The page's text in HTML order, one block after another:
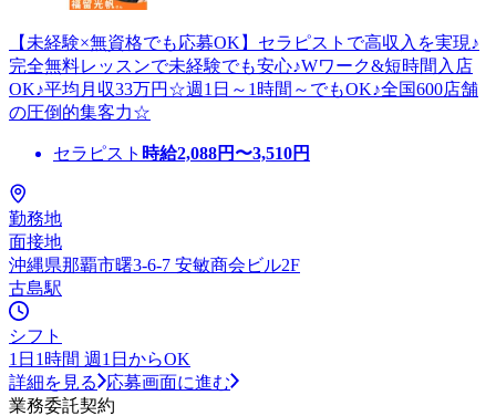
【未経験×無資格でも応募OK】セラピストで高収入を実現♪
完全無料レッスンで未経験でも安心♪Wワーク&短時間入店
OK♪平均月収33万円☆週1日～1時間～でもOK♪全国600店舗
の圧倒的集客力☆
セラピスト 時給2,088円〜3,510円
勤務地
面接地
沖縄県那覇市曙3-6-7 安敏商会ビル2F
古島駅
シフト
1日1時間 週1日からOK
詳細を見る
応募画面に進む
業務委託契約